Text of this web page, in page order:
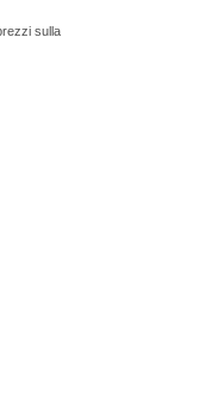
sulla